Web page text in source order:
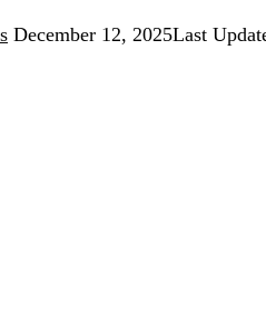
December 12, 2025Last